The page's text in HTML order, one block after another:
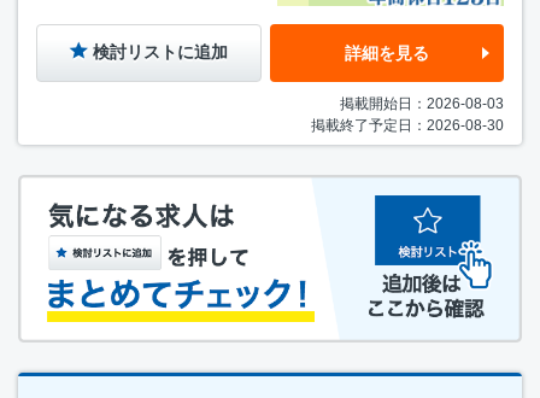
検討リストに追加 詳細を見る
掲載開始日：2026-08-03
掲載終了予定日：2026-08-30